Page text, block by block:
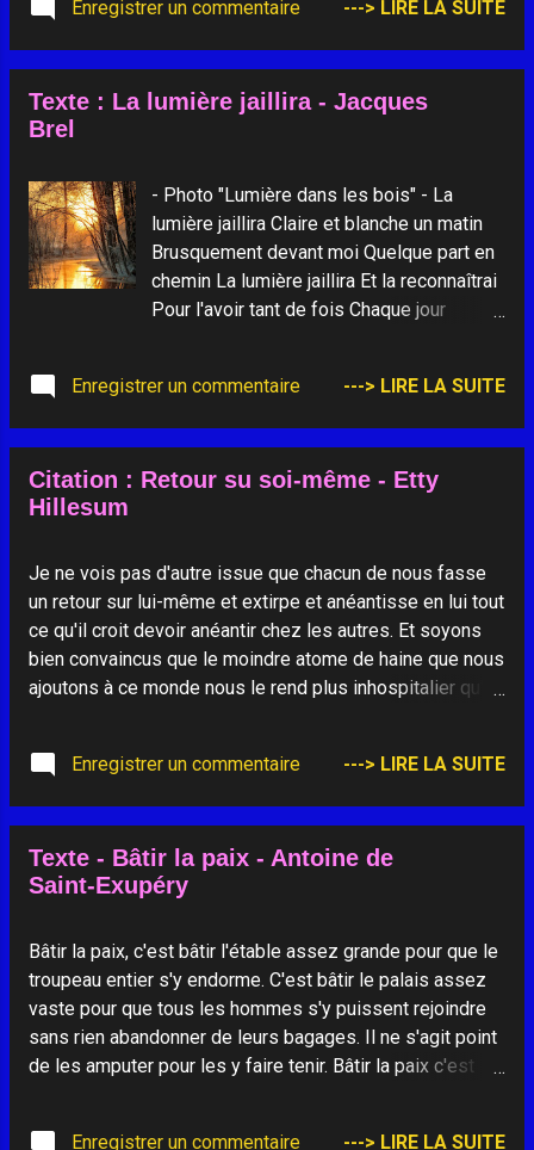
Enregistrer un commentaire ---> LIRE LA SUITE
Texte : La lumière jaillira - Jacques
Brel
- Photo "Lumière dans les bois" - La
lumière jaillira Claire et blanche un matin
Brusquement devant moi Quelque part en
chemin La lumière jaillira Et la reconnaîtrai
Pour l'avoir tant de fois Chaque jour
besoin d'elle... La lumière jaillira Et je
l'inviterai A venir sous mon toit Pour y tout
transformer... La lumière jaillira Parsemant
mes silences De sourires de joie Qui
vain chercha Mais qui était en mon cœur
La lumière jaillira Reculant l'horizon La
lumière jaillira Et portera ton nom
Enregistrer un commentaire ---> LIRE LA SUITE
Citation : Retour su soi-même - Etty
Hillesum
Je ne vois pas d'autre issue que chacun de nous fasse
un retour sur lui-même et extirpe et anéantisse en lui tout
ce qu'il croit devoir anéantir chez les autres. Et soyons
bien convaincus que le moindre atome de haine que nous
ajoutons à ce monde nous le rend plus inhospitalier qu'il
Enregistrer un commentaire ---> LIRE LA SUITE
Texte - Bâtir la paix - Antoine de
Saint-Exupéry
Bâtir la paix, c'est bâtir l'étable assez grande pour que le
troupeau entier s'y endorme. C'est bâtir le palais assez
vaste pour que tous les hommes s'y puissent rejoindre
sans rien abandonner de leurs bagages. Il ne s'agit point
de les amputer pour les y faire tenir. Bâtir la paix c'est
Enregistrer un commentaire ---> LIRE LA SUITE